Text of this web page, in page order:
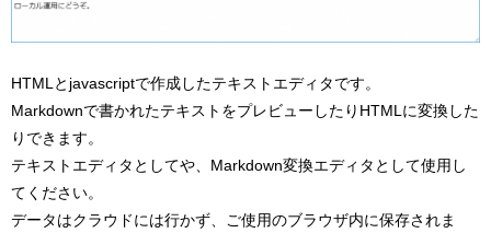
HTMLとjavascriptで作成したテキストエディタです。
Markdownで書かれたテキストをプレビューしたりHTMLに変換した
りできます。
テキストエディタとしてや、Markdown変換エディタとして使用し
てください。
データはクラウドには行かず、ご使用のブラウザ内に保存されま